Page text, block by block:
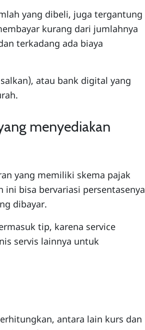
yang dibeli, juga tergantung
kurang dari jumlahnya
terkadang ada biaya
atau bank digital yang
menyediakan
yang memiliki skema pajak
ini bisa bervariasi persentasenya
dibayar.
tip, karena service
servis lainnya untuk
antara lain kurs dan